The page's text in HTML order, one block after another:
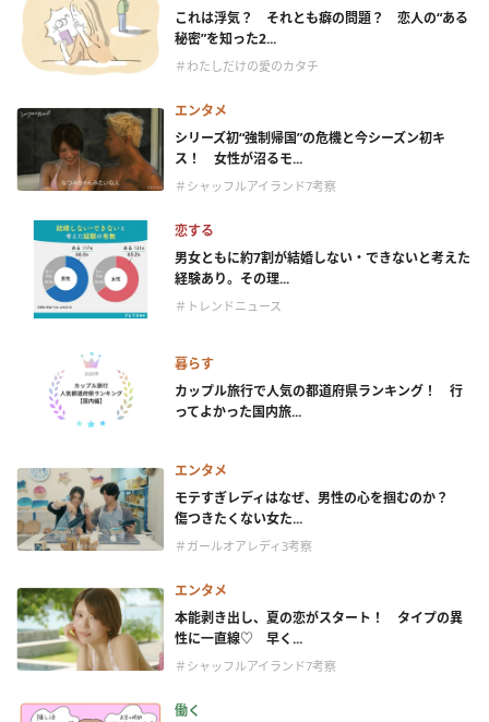
これは浮気？ それとも癖の問題？ 恋人の“ある
秘密”を知った2...
＃わたしだけの愛のカタチ
エンタメ
シリーズ初“強制帰国”の危機と今シーズン初キ
ス！ 女性が沼るモ...
＃シャッフルアイランド7考察
恋する
男女ともに約7割が結婚しない・できないと考えた
経験あり。その理...
＃トレンドニュース
暮らす
カップル旅行で人気の都道府県ランキング！ 行
ってよかった国内旅...
エンタメ
モテすぎレディはなぜ、男性の心を掴むのか？
傷つきたくない女た...
＃ガールオアレディ3考察
エンタメ
本能剥き出し、夏の恋がスタート！ タイプの異
性に一直線♡ 早く...
＃シャッフルアイランド7考察
働く